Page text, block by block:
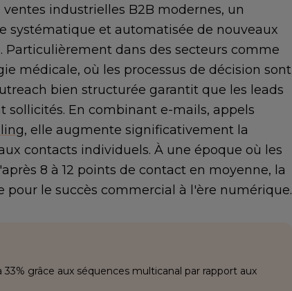
industrielles B2B modernes, un
systématique et automatisée de nouveaux
dans des secteurs comme
médicale, où les processus de décision sont
bien structurée garantit que les leads
En combinant e-mails, appels
, elle augmente significativement la
contacts individuels. À une époque où les
8 à 12 points de contact en moyenne, la
le succès commercial à l'ère numérique.
grâce aux séquences multicanal par rapport aux